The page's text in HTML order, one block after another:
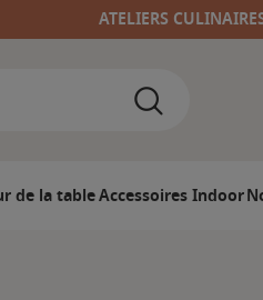
ATELIERS
de la tableAccessoires Indoor